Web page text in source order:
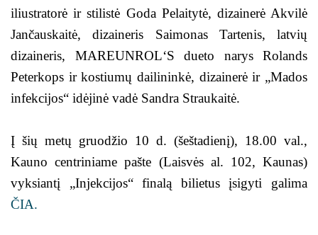
iliustratorė ir stilistė Goda Pelaitytė, dizainerė Akvilė
Jančauskaitė, dizaineris Saimonas Tartenis, latvių
dizaineris, MAREUNROL‘S dueto narys Rolands
Peterkops ir kostiumų dailininkė, dizainerė ir „Mados
infekcijos“ idėjinė vadė Sandra Straukaitė.
Į šių metų gruodžio 10 d. (šeštadienį), 18.00 val.,
Kauno centriniame pašte (Laisvės al. 102, Kaunas)
vyksiantį „Injekcijos“ finalą bilietus įsigyti galima
ČIA.